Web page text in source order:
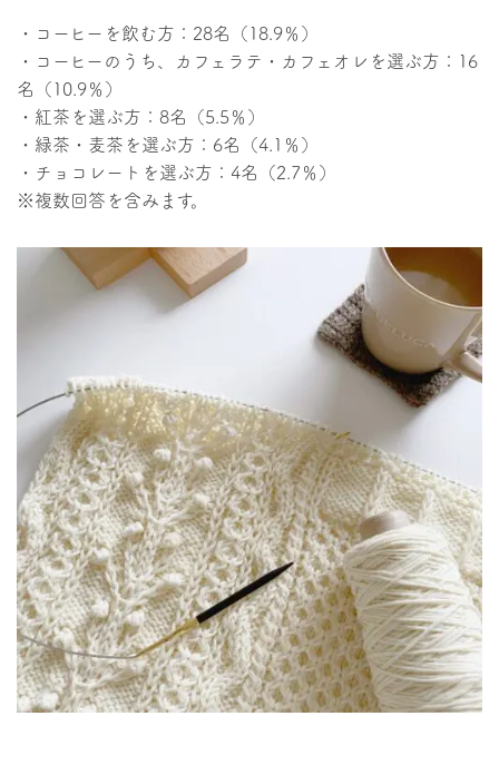
・コーヒーを飲む方：28名（18.9％）
・コーヒーのうち、カフェラテ・カフェオレを選ぶ方：16
名（10.9％）
・紅茶を選ぶ方：8名（5.5％）
・緑茶・麦茶を選ぶ方：6名（4.1％）
・チョコレートを選ぶ方：4名（2.7％）
※複数回答を含みます。